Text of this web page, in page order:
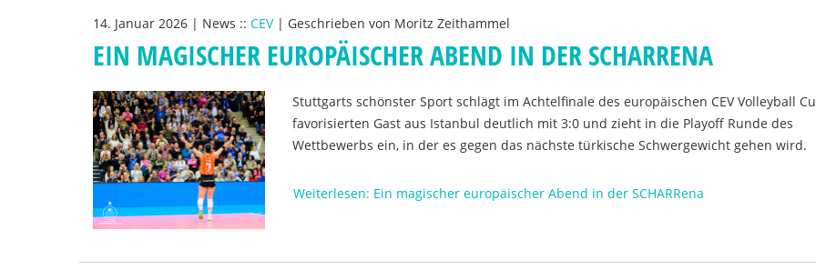
14. Januar 2026 | News :: CEV | Geschrieben von Moritz Zeithammel
EIN MAGISCHER EUROPÄISCHER ABEND IN DER SCHARRENA
Stuttgarts schönster Sport schlägt im Achtelfinale des europäischen CEV Volleyball
favorisierten Gast aus Istanbul deutlich mit 3:0 und zieht in die Playoff Runde des
Wettbewerbs ein, in der es gegen das nächste türkische Schwergewicht gehen wird.
Weiterlesen: Ein magischer europäischer Abend in der SCHARRena